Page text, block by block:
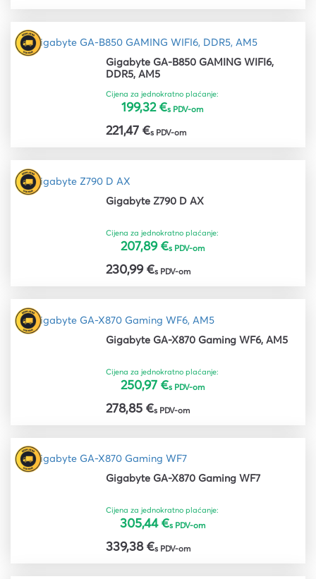
Gigabyte GA-B850 GAMING WIFI6,
DDR5, AM5
Cijena za jednokratno plaćanje:
199,32 €s PDV-om
221,47 €s PDV-om
Gigabyte Z790 D AX
Cijena za jednokratno plaćanje:
207,89 €s PDV-om
230,99 €s PDV-om
Gigabyte GA-X870 Gaming WF6, AM5
Cijena za jednokratno plaćanje:
250,97 €s PDV-om
278,85 €s PDV-om
Gigabyte GA-X870 Gaming WF7
Cijena za jednokratno plaćanje:
305,44 €s PDV-om
339,38 €s PDV-om